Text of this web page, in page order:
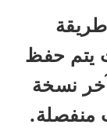
طريقة
يتم حفظ
نسخة
منفصلة.